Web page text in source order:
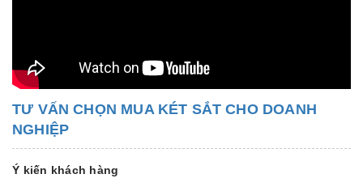
TƯ VẤN CHỌN MUA KÉT SẮT CHO DOANH
NGHIỆP
Ý kiến khách hàng